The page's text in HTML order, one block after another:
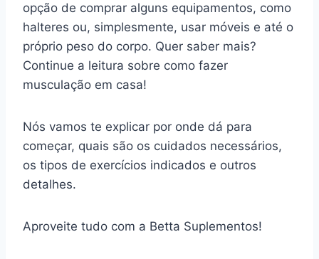
opção de comprar alguns equipamentos, como
halteres ou, simplesmente, usar móveis e até o
próprio peso do corpo. Quer saber mais?
Continue a leitura sobre como fazer
musculação em casa!
Nós vamos te explicar por onde dá para
começar, quais são os cuidados necessários,
os tipos de exercícios indicados e outros
detalhes.
Aproveite tudo com a Betta Suplementos!